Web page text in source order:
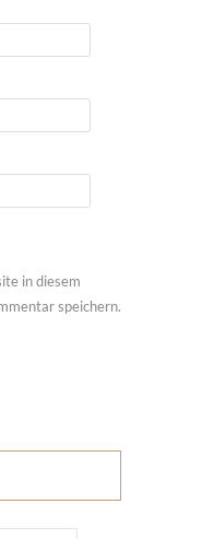
in diesem
speichern.